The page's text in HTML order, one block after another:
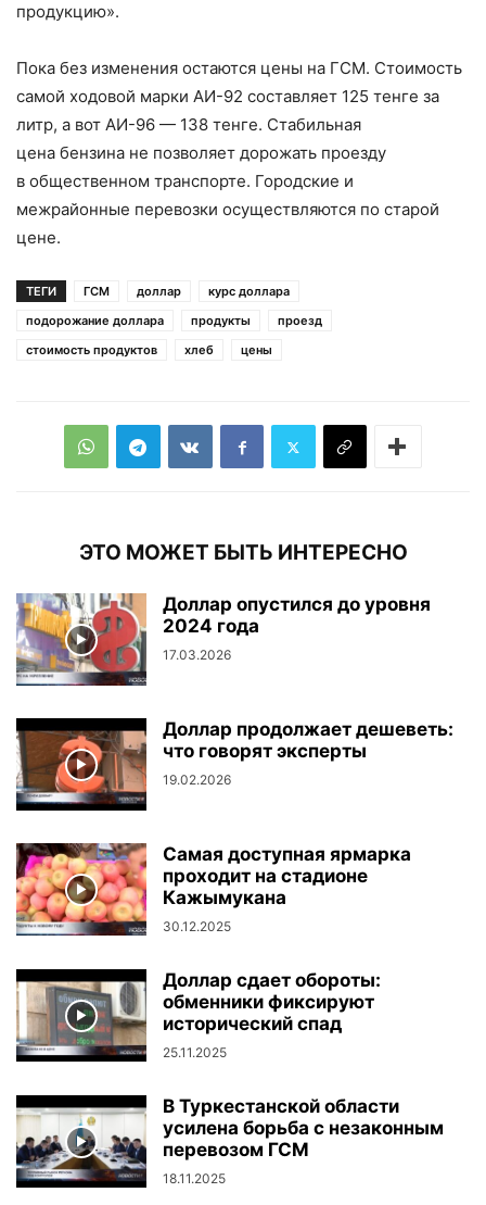
продукцию».
Пока без изменения остаются цены на ГСМ. Стоимость
самой ходовой марки АИ-92 составляет 125 тенге за
литр, а вот АИ-96 — 138 тенге. Стабильная
цена бензина не позволяет дорожать проезду
в общественном транспорте. Городские и
межрайонные перевозки осуществляются по старой
цене.
ТЕГИ ГСМ доллар
курс доллара
подорожание доллара
продукты
проезд
стоимость продуктов
хлеб цены
ЭТО МОЖЕТ БЫТЬ ИНТЕРЕСНО
Доллар опустился до уровня
2024 года
17.03.2026
Доллар продолжает дешеветь:
что говорят эксперты
19.02.2026
Самая доступная ярмарка
проходит на стадионе
Кажымукана
30.12.2025
Доллар сдает обороты:
обменники фиксируют
исторический спад
25.11.2025
В Туркестанской области
усилена борьба с незаконным
перевозом ГСМ
18.11.2025